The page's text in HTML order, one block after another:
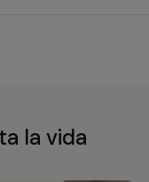
la vida